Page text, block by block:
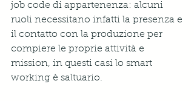
job code di appartenenza: alcuni
ruoli necessitano infatti la presenza e
il contatto con la produzione per
compiere le proprie attività e
mission, in questi casi lo smart
working è saltuario.